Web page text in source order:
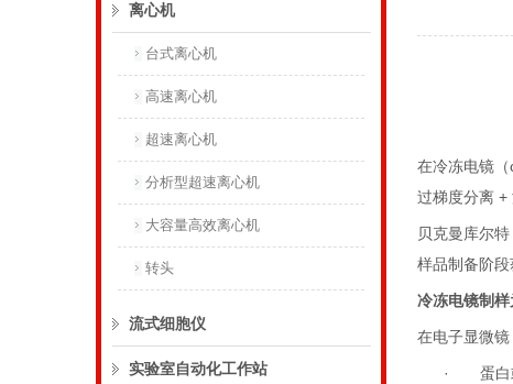
离心机
台式离心机
高速离心机
超速离心机
分析型超速离心机
大容量高效离心机
转头
流式细胞仪
实验室自动化工作站
在冷冻电镜（
过梯度分离 +
贝克曼库尔特
样品制备阶
冷冻电镜制样
在电子显微镜
· 蛋